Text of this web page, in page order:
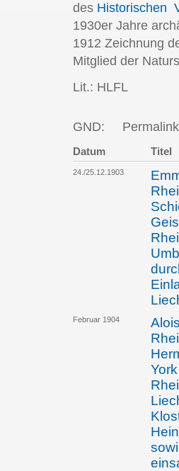
des Historischen
1930er Jahre
1912 Zeichnung
Mitglied der
Lit.: HLFL
GND:
Datum Titel
24./25.12.1903
Februar 1904